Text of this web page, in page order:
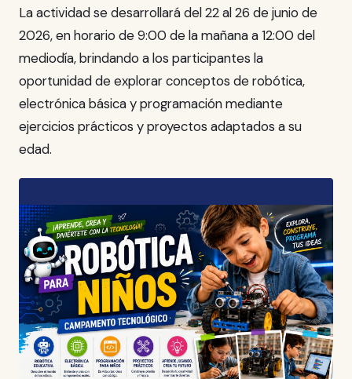
La actividad se desarrollará del 22 al 26 de junio de
2026, en horario de 9:00 de la mañana a 12:00 del
mediodía, brindando a los participantes la
oportunidad de explorar conceptos de robótica,
electrónica básica y programación mediante
ejercicios prácticos y proyectos adaptados a su
edad.